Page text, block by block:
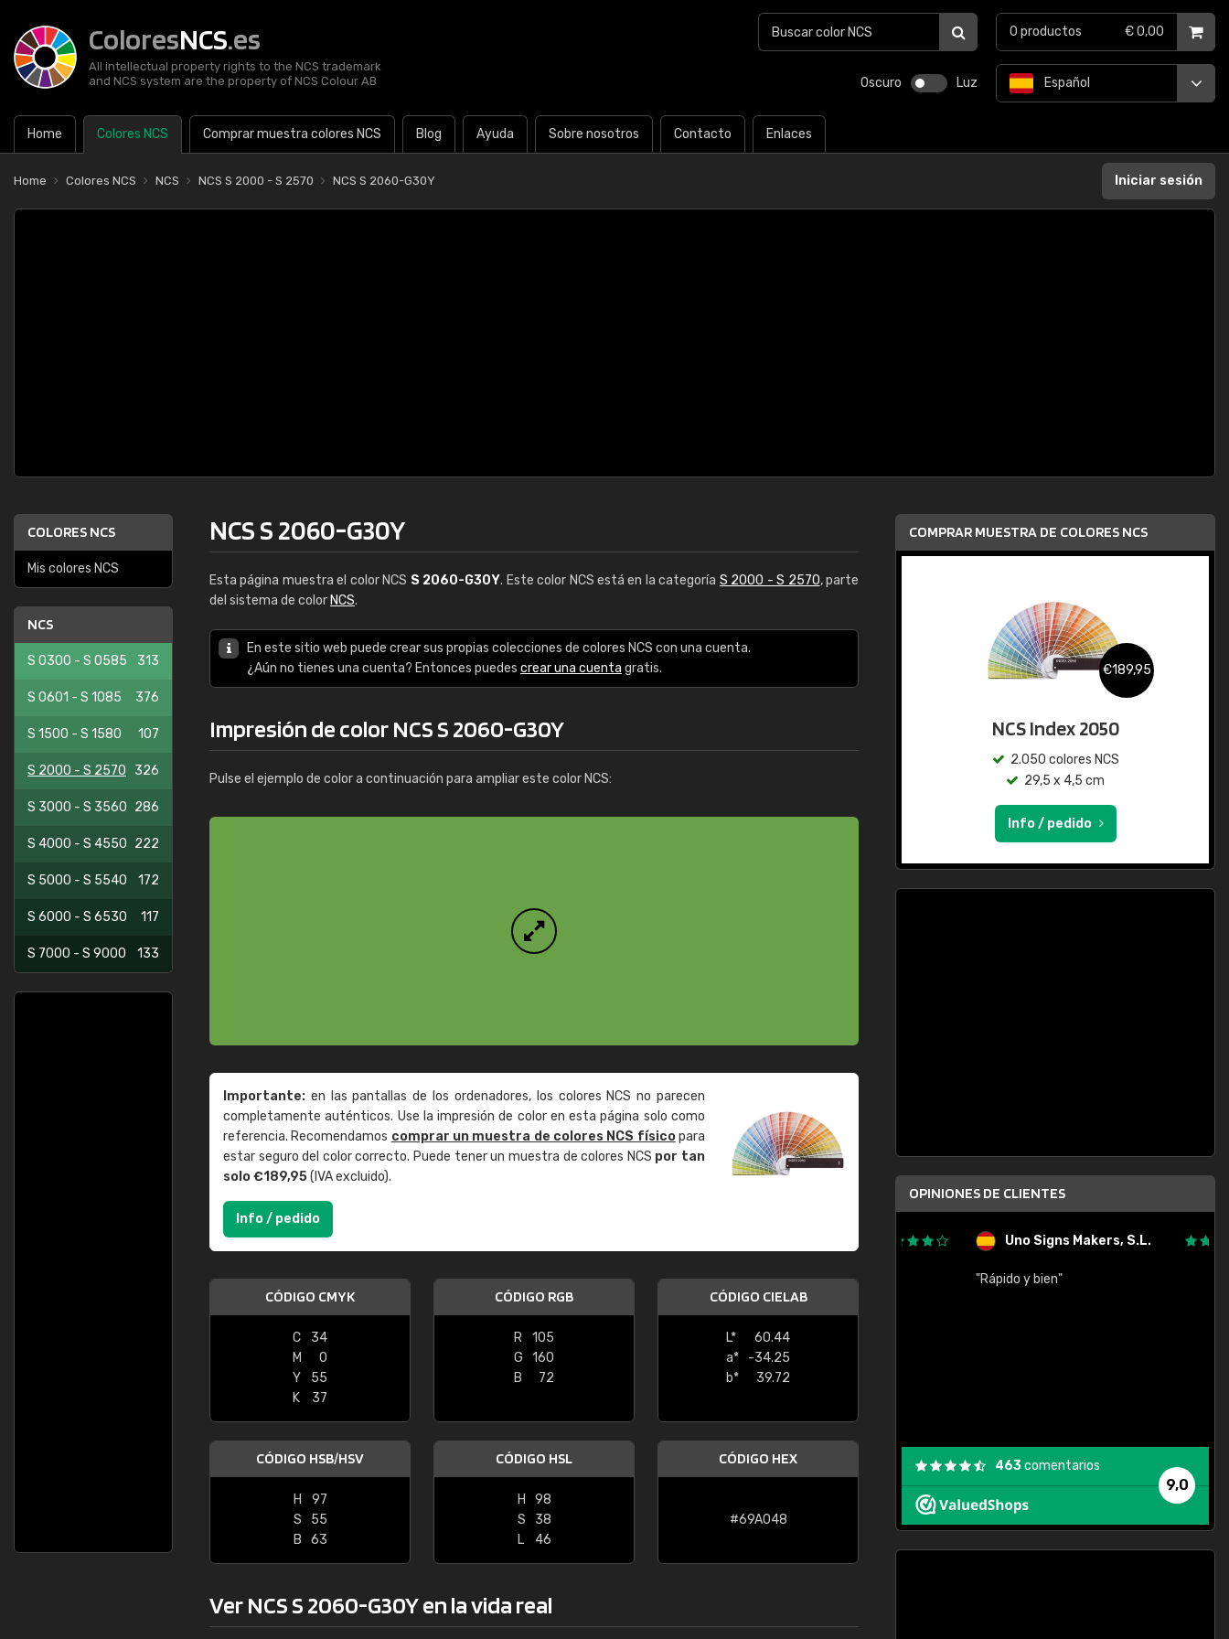
ColoresNCS.es
All intellectual property rights to the NCS trademark
and NCS system are the property of NCS Colour AB
Oscuro Luz
Home Colores NCS Comprar muestra colores NCS Blog Ayuda Sobre nosotros Contacto Enlaces
Español
0 productos € 0,00
Home Colores NCS NCS NCS S 2000 - S 2570 NCS S 2060-G30Y Iniciar sesión
COLORES NCS
Mis colores NCS
NCS
S 0300 - S 0585 313
S 0601 - S 1085 376
S 1500 - S 1580 107
S 2000 - S 2570 326
S 3000 - S 3560 286
S 4000 - S 4550 222
S 5000 - S 5540 172
S 6000 - S 6530 117
S 7000 - S 9000 133
NCS S 2060-G30Y
Esta página muestra el color NCS S 2060-G30Y. Este color NCS está en la categoría S 2000 - S 2570, parte
del sistema de color NCS.
En este sitio web puede crear sus propias colecciones de colores NCS con una cuenta.
¿Aún no tienes una cuenta? Entonces puedes crear una cuenta gratis.
Impresión de color NCS S 2060-G30Y
Pulse el ejemplo de color a continuación para ampliar este color NCS:
Importante: en las pantallas de los ordenadores, los colores NCS no parecen
completamente auténticos. Use la impresión de color en esta página solo como
referencia. Recomendamos comprar un muestra de colores NCS físicopara
estar seguro del color correcto. Puede tener un muestra de colores NCS por tan
solo €189,95(IVA excluido).
Info / pedido
CÓDIGO CMYK
C
34
M
0
Y
55
K
37
CÓDIGO RGB
R
105
G
160
B
72
CÓDIGO CIELAB
L*
60.44
a*
-34.25
b*
39.72
CÓDIGO HSB/HSV
H
97
S
55
B
63
CÓDIGO HSL
H
98
S
38
L
46
CÓDIGO HEX
#69A048
Ver NCS S 2060-G30Y en la vida real
COMPRAR MUESTRA DE COLORES NCS
€189,95
NCS Index 2050
2.050 colores NCS
29,5 x 4,5 cm
Info / pedido
OPINIONES DE CLIENTES
"Buen servicio. No obstante No es fácil
encontrar/comprar lo que se busca"
Uno Signs Makers, S.L.
"Rápido y bien"
9,0
463comentarios